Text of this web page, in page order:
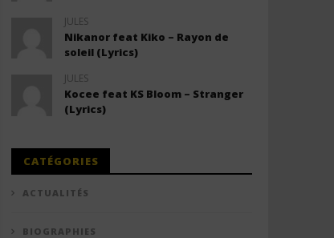
GIMS ft. Mauvais Djo – Vive la
monnaie (Lyrics / Paroles)
carrière, albums,
JULES
Nikanor feat Kiko – Rayon de
soleil (Lyrics)
JULES
Kocee feat KS Bloom – Stranger
(Lyrics)
CATÉGORIES
ACTUALITÉS
BIOGRAPHIES